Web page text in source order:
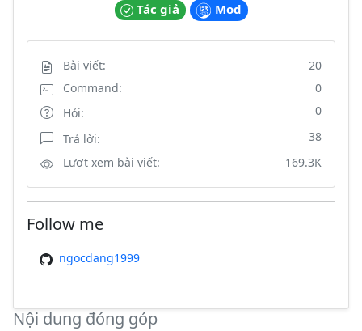
Tác giả Mod
Bài viết:
20
Command:
0
Hỏi:
0
Trả lời:
38
Lượt xem bài viết:
169.3K
Follow me
ngocdang1999
Nội dung đóng góp